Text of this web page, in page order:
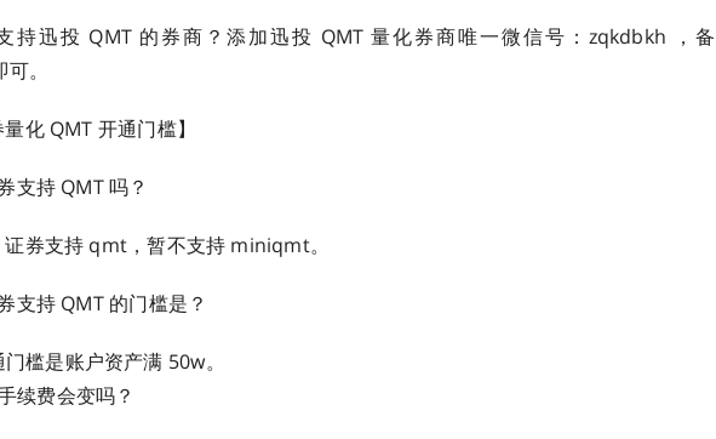
持迅投 QMT 的券商？添加迅投 QMT 量化券商唯一微信号：zqkdbkh ，
。
量化 QMT 开通门槛】
支持 QMT 吗？
证券支持 qmt，暂不支持 miniqmt。
支持 QMT 的门槛是？
槛是账户资产满 50w。
续费会变吗？